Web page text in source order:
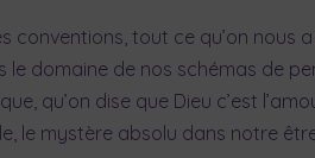
tout ce qu’on nous a
domaine de nos schémas de
qu’on dise que Dieu c’est
le mystère absolu dans notre